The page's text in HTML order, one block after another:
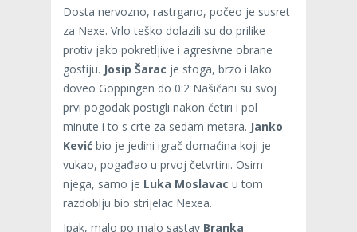
Dosta nervozno, rastrgano, počeo je susret
za Nexe. Vrlo teško dolazili su do prilike
protiv jako pokretljive i agresivne obrane
gostiju. Josip Šarac je stoga, brzo i lako
doveo Goppingen do 0:2 Našičani su svoj
prvi pogodak postigli nakon četiri i pol
minute i to s crte za sedam metara. Janko
Kević bio je jedini igrač domaćina koji je
vukao, pogađao u prvoj četvrtini. Osim
njega, samo je Luka Moslavac u tom
razdoblju bio strijelac Nexea.
Ipak, malo po malo sastav Branka